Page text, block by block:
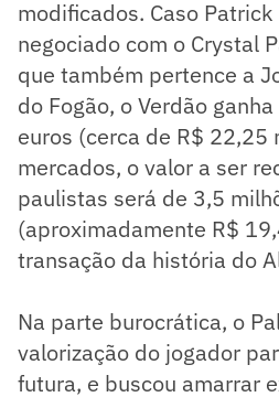
modificados. Caso
negociado com o Crystal
que também pertence a
do Fogão, o Verdão
euros (cerca de R$ 22,25
mercados, o valor a ser
paulistas será de 3,5
(aproximadamente R$
transação da história do
Na parte burocrática, o
valorização do jogador
futura, e buscou amarrar